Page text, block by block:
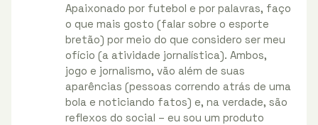
Apaixonado por futebol e por palavras, faço
o que mais gosto (falar sobre o esporte
bretão) por meio do que considero ser meu
ofício (a atividade jornalística). Ambos,
jogo e jornalismo, vão além de suas
aparências (pessoas correndo atrás de uma
bola e noticiando fatos) e, na verdade, são
reflexos do social – eu sou um produto